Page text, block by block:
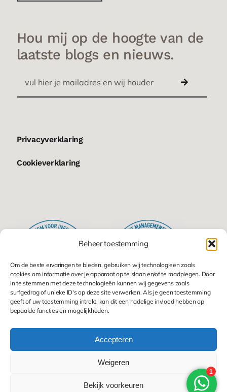
Beheer toestemming
Om de beste ervaringen te bieden, gebruiken wij technologieën zoals
cookies om informatie over je apparaat op te slaan en/of te raadplegen. Door
in te stemmen met deze technologieën kunnen wij gegevens zoals
surfgedrag of unieke ID's op deze site verwerken. Als je geen toestemming
geeft of uw toestemming intrekt, kan dit een nadelige invloed hebben op
bepaalde functies en mogelijkheden.
Accepteren
Weigeren
Bekijk voorkeuren
Hou mij op de hoogte van de
laatste blogs en nieuws.
Privacyverklaring
Cookieverklaring
© 2025. VIPcom |